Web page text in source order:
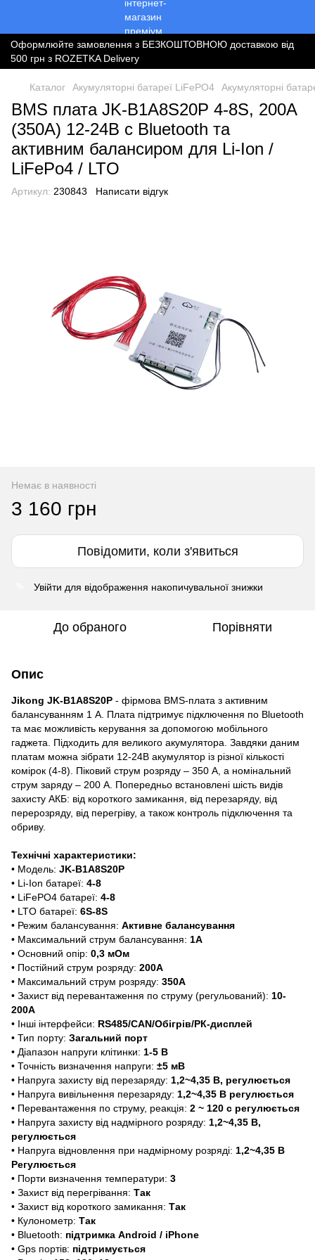
Оформлюйте замовлення з БЕЗКОШТОВНОЮ доставкою від
500 грн з ROZETKA Delivery
Каталог Акумуляторні батареї LiFePO4 Акумуляторні
BMS плата JK-B1A8S20P 4-8S, 200A
(350A) 12-24В c Bluetooth та
активним балансиром для Li-Ion /
LiFePo4 / LTO
Артикул: 230843 Написати відгук
Немає в наявності
3 160 грн
Повідомити, коли з'явиться
Увійти для відображення накопичувальної знижки
До обраного Порівняти
Опис
Jikong JK-B1A8S20P - фірмова BMS-плата з активним
балансуванням 1 А. Плата підтримує підключення по Bluetooth
та має можливість керування за допомогою мобільного
гаджета. Підходить для великого акумулятора. Завдяки даним
платам можна зібрати 12-24В акумулятор із різної кількості
комірок (4-8). Піковий струм розряду – 350 А, а номінальний
струм заряду – 200 А. Попередньо встановлені шість видів
захисту АКБ: від короткого замикання, від перезаряду, від
перерозряду, від перегріву, а також контроль підключення та
обриву.
Технічні характеристики:
• Модель: JK-B1A8S20P
• Li-Ion батареї: 4-8
• LiFePO4 батареї: 4-8
• LTO батареї: 6S-8S
• Режим балансування: Активне балансування
• Максимальний струм балансування: 1A
• Основний опір: 0,3 мОм
• Постійний струм розряду: 200A
• Максимальний струм розряду: 350A
• Захист від перевантаження по струму (регульований): 10-
200A
• Інші інтерфейси: RS485/CAN/Обігрів/РК-дисплей
• Тип порту: Загальний порт
• Діапазон напруги клітинки: 1-5 В
• Точність визначення напруги: ±5 мВ
• Напруга захисту від перезаряду: 1,2~4,35 В, регулюється
• Напруга вивільнення перезаряду: 1,2~4,35 В регулюється
• Перевантаження по струму, реакція: 2 ~ 120 с регулюється
• Напруга захисту від надмірного розряду: 1,2~4,35 В,
регулюється
• Напруга відновлення при надмірному розряді: 1,2~4,35 В
Регулюється
• Порти визначення температури: 3
• Захист від перегрівання: Так
• Захист від короткого замикання: Так
• Кулонометр: Так
• Bluetooth: підтримка Android / iPhone
• Gps портів: підтримується